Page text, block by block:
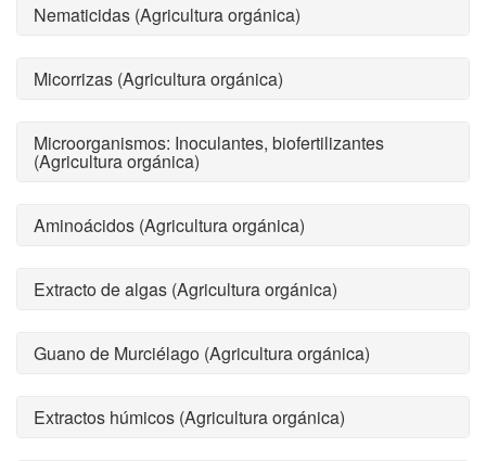
Nematicidas (Agricultura orgánica)
Micorrizas (Agricultura orgánica)
Microorganismos: Inoculantes, biofertilizantes
(Agricultura orgánica)
Aminoácidos (Agricultura orgánica)
Extracto de algas (Agricultura orgánica)
Guano de Murciélago (Agricultura orgánica)
Extractos húmicos (Agricultura orgánica)